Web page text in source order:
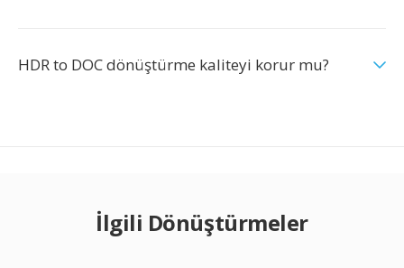
HDR to DOC dönüştürme kaliteyi korur mu?
İlgili Dönüştürmeler